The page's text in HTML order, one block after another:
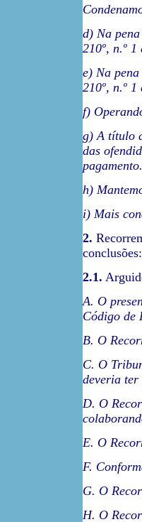
d) Na
210º, n.º
e) Na
210º, n.º
f)
g) A título
das
pagamento.
h)
i) Mais
2.
conclusões:
2.1.
A. O
Código de
B. O
C. O
deveria ter
D. O
E. O
F.
G. O
H. O